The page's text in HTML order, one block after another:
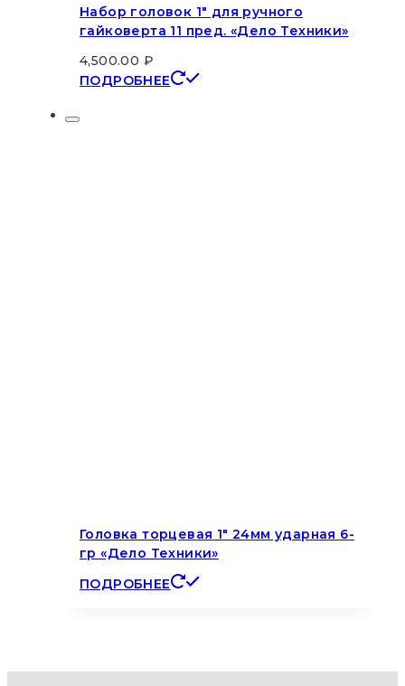
Набор головок 1″ для ручного
гайковерта 11 пред. «Дело Техники»
4,500.00 ₽
ПОДРОБНЕЕ
Головка торцевая 1″ 24мм ударная 6-
гр «Дело Техники»
ПОДРОБНЕЕ